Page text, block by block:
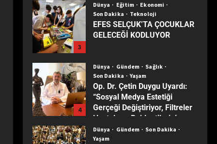
3
Dünya Eğitim
Ekonomi
Son Dakika
Teknoloji
EFES SELÇUK’TA ÇOCUKLAR
GELECEĞİ KODLUYOR
4
Dünya Gündem
Sağlık
Son Dakika
Yaşam
Op. Dr. Çetin Duygu Uyardı:
“Sosyal Medya Estetiği
Gerçeği Değiştiriyor, Filtreler
Hastaların Beklentilerini
Yanıltıyor”
Dünya Gündem
Son Dakika
Yaşam